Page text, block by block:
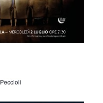
i
o
n
Peccioli